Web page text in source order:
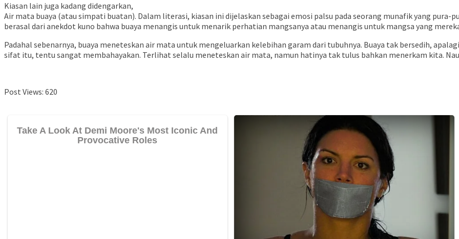
Kiasan lain juga kadang didengarkan,
Air mata buaya (atau simpati buatan). Dalam literasi, kiasan ini dijelaskan sebagai emosi palsu pada seorang munafik yang pura-
berasal dari anekdot kuno bahwa buaya menangis untuk menarik perhatian mangsanya atau menangis untuk mangsa yang
Padahal sebenarnya, buaya meneteskan air mata untuk mengeluarkan kelebihan garam dari tubuhnya. Buaya tak bersedih,
sifat itu, tentu sangat membahayakan. Terlihat selalu meneteskan air mata, namun hatinya tak tulus bahkan menerkam kita.
Post Views: 620